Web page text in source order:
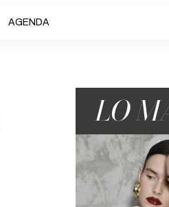
AGENDA
LO